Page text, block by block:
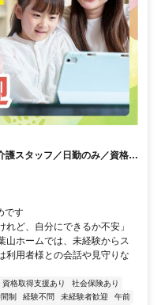
護スタッフ／日勤のみ／資格取
です
ど、自分にできるか不安」
山ホームでは、未経験からス
利用者様との会話や見守りな
資格取得支援あり
社会保険あり
制 経験不問 未経験者歓迎
午前